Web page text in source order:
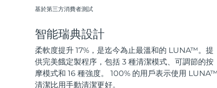
基於第三方消費者測試
智能瑞典設計
柔軟度提升 17%，是迄今為止最溫和的 LUNA™。提
供完美餓定製程序，包括 3 種清潔模式、可調節的按
摩模式和 16 種強度。 100% 的用戶表示使用
清潔比用手動清潔更好。
FOREO APP
關於我們